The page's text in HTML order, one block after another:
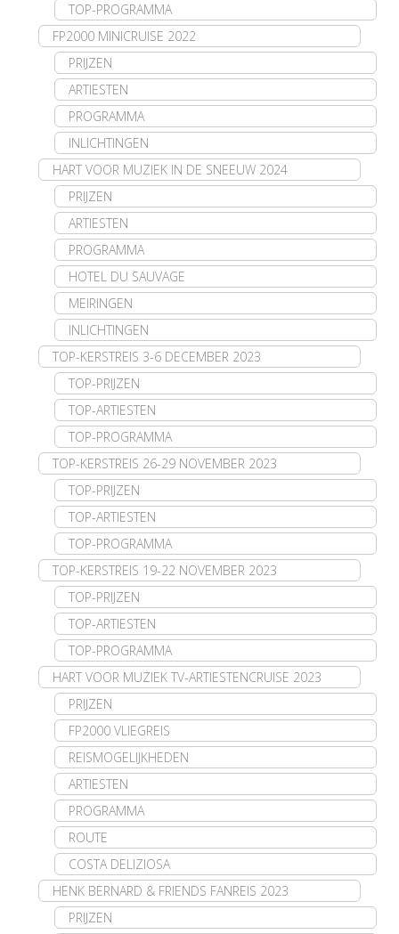
TOP-PROGRAMMA
FP2000 MINICRUISE 2022
PRIJZEN
ARTIESTEN
PROGRAMMA
INLICHTINGEN
HART VOOR MUZIEK IN DE SNEEUW 2024
PRIJZEN
ARTIESTEN
PROGRAMMA
HOTEL DU SAUVAGE
MEIRINGEN
INLICHTINGEN
TOP-KERSTREIS 3-6 DECEMBER 2023
TOP-PRIJZEN
TOP-ARTIESTEN
TOP-PROGRAMMA
TOP-KERSTREIS 26-29 NOVEMBER 2023
TOP-PRIJZEN
TOP-ARTIESTEN
TOP-PROGRAMMA
TOP-KERSTREIS 19-22 NOVEMBER 2023
TOP-PRIJZEN
TOP-ARTIESTEN
TOP-PROGRAMMA
HART VOOR MUZIEK TV-ARTIESTENCRUISE 2023
PRIJZEN
FP2000 VLIEGREIS
REISMOGELIJKHEDEN
ARTIESTEN
PROGRAMMA
ROUTE
COSTA DELIZIOSA
HENK BERNARD & FRIENDS FANREIS 2023
PRIJZEN